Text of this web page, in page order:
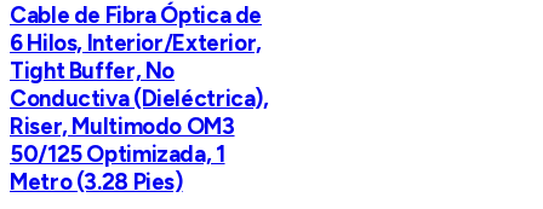
Cable de Fibra Óptica de
6 Hilos, Interior/Exterior,
Tight Buffer, No
Conductiva (Dieléctrica),
Riser, Multimodo OM3
50/125 Optimizada, 1
Metro (3.28 Pies)